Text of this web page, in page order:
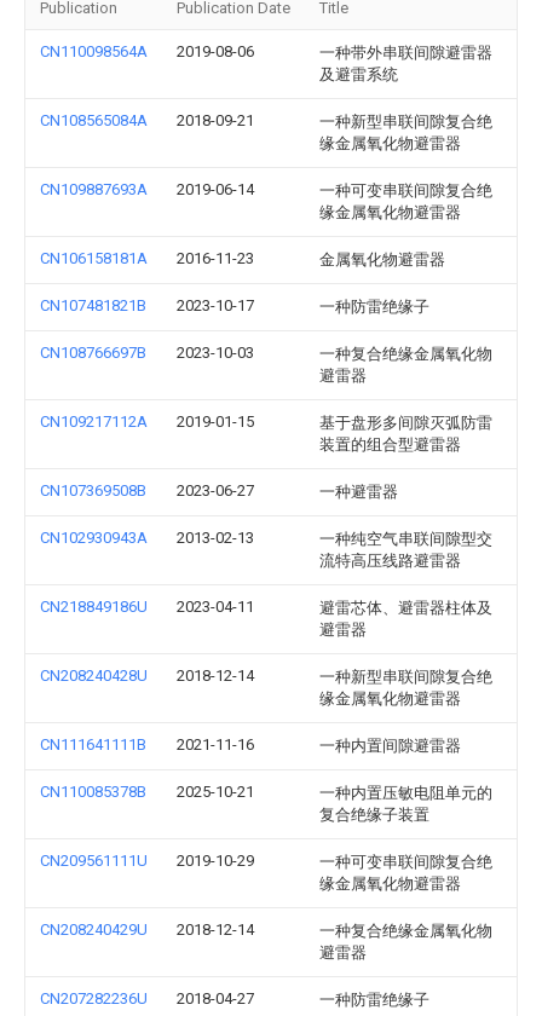
Publication Publication Date Title
CN110098564A 2019-08-06
一种带外串联间隙避雷器
及避雷系统
CN108565084A 2018-09-21
一种新型串联间隙复合绝
缘金属氧化物避雷器
CN109887693A 2019-06-14
一种可变串联间隙复合绝
缘金属氧化物避雷器
CN106158181A 2016-11-23 金属氧化物避雷器
CN107481821B 2023-10-17 一种防雷绝缘子
CN108766697B 2023-10-03
一种复合绝缘金属氧化物
避雷器
CN109217112A 2019-01-15
基于盘形多间隙灭弧防雷
装置的组合型避雷器
CN107369508B 2023-06-27 一种避雷器
CN102930943A 2013-02-13
一种纯空气串联间隙型交
流特高压线路避雷器
CN218849186U 2023-04-11
避雷芯体、避雷器柱体及
避雷器
CN208240428U 2018-12-14
一种新型串联间隙复合绝
缘金属氧化物避雷器
CN111641111B 2021-11-16 一种内置间隙避雷器
CN110085378B 2025-10-21
一种内置压敏电阻单元的
复合绝缘子装置
CN209561111U 2019-10-29
一种可变串联间隙复合绝
缘金属氧化物避雷器
CN208240429U 2018-12-14
一种复合绝缘金属氧化物
避雷器
CN207282236U 2018-04-27 一种防雷绝缘子